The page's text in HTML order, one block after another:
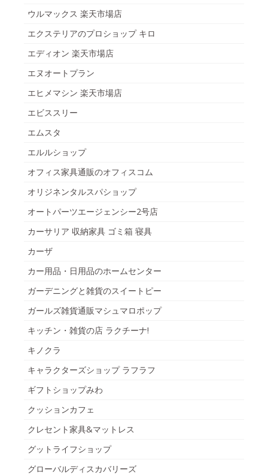
ウルマックス 楽天市場店
エクステリアのプロショップ キロ
エディオン 楽天市場店
エヌオートプラン
エヒメマシン 楽天市場店
エビススリー
エムスタ
エルルショップ
オフィス家具通販のオフィスコム
オリジネンタルスパショップ
オートパーツエージェンシー2号店
カーサリア 収納家具 ゴミ箱 寝具
カーザ
カー用品・日用品のホームセンター
ガーデニングと雑貨のスイートピー
ガールズ雑貨通販マシュマロポップ
キッチン・雑貨の店 ラクチーナ!
キノクラ
キャラクターズショップ ラフラフ
ギフトショップみわ
クッションカフェ
クレセント家具&マットレス
グットライフショップ
グローバルディスカバリーズ